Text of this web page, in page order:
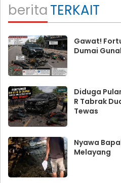
beritaTERKAIT
Gawat!
Dumai
Diduga
R Tabrak
Tewas
Nyawa
Melayang